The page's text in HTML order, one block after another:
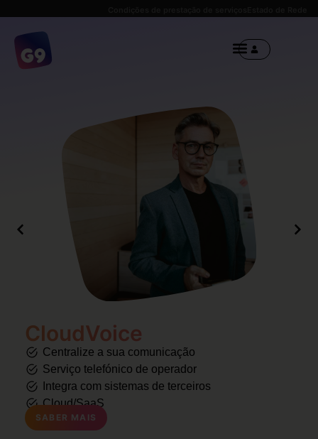
CloudVoice
Centralize a sua comunicação
Serviço telefónico de operador
Integra com sistemas de terceiros
Cloud/SaaS
SABER MAIS